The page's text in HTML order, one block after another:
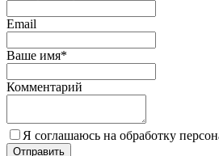
Email
Ваше имя*
Комментарий
Я соглашаюсь на обработку